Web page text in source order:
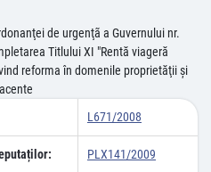
de urgenţã a Guvernului nr.
Titlului XI "Rentă viageră
reforma în domenile proprietăţii şi
L671/2008
PLX141/2009